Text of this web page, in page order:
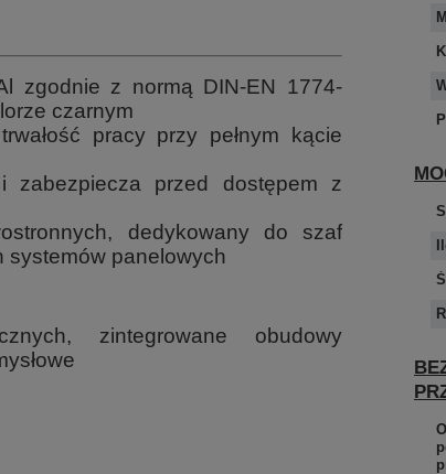
zgodnie z normą DIN-EN 1774-
czarnym
pracy przy pełnym kącie
zabezpiecza przed dostępem z
dedykowany do szaf
systemów panelowych
zintegrowane obudowy